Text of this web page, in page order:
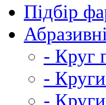
Підбір
- Круг
-
-